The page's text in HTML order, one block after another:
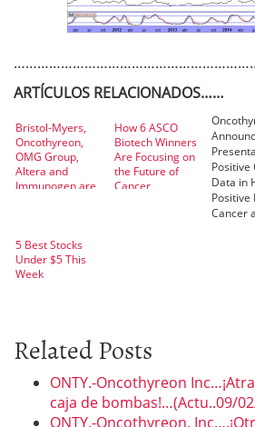
ARTÍCULOS RELACIONADOS……
Bristol-Myers,
Oncothyreon,
OMG Group,
Altera and
Immunogen are
How 6 ASCO
Biotech Winners
Are Focusing on
the Future of
Cancer
Positive
Data in
Positive
Cancer
5 Best Stocks
Under $5 This
Week
Related Posts
ONTY.-Oncothyreon
caja de bombas!…(Actu..09/
ONTY.-Oncothyreon,